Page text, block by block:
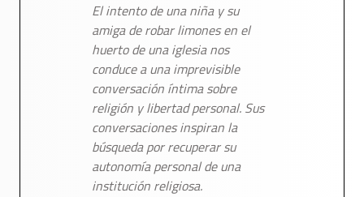
El intento de una niña y su
amiga de robar limones en el
huerto de una iglesia nos
conduce a una imprevisible
conversación íntima sobre
religión y libertad personal. Sus
conversaciones inspiran la
búsqueda por recuperar su
autonomía personal de una
institución religiosa.